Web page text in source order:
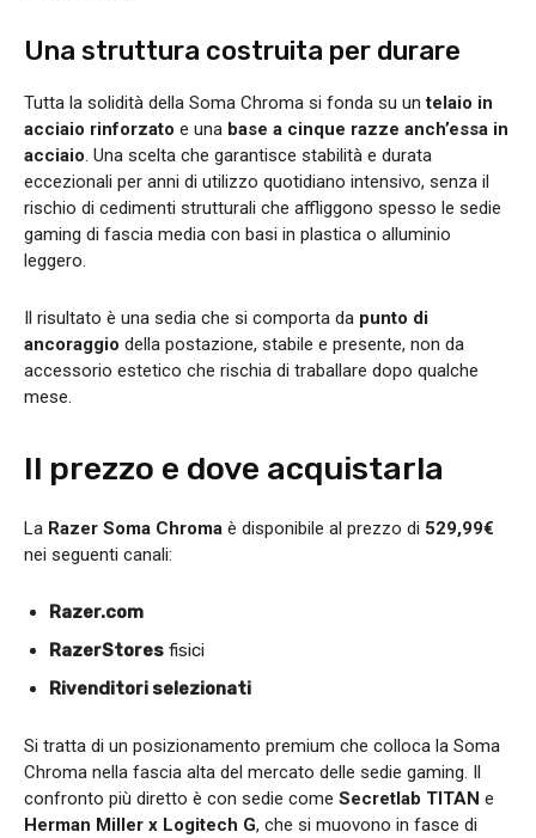
Una struttura costruita per durare
Tutta la solidità della Soma Chroma si fonda su untelaio in
acciaio rinforzato e una base a cinque razze anch’essa in
acciaio. Una scelta che garantisce stabilità e durata
eccezionali per anni di utilizzo quotidiano intensivo, senza il
rischio di cedimenti strutturali che affliggono spesso le sedie
gaming di fascia media con basi in plastica o alluminio
leggero.
Il risultato è una sedia che si comporta da punto di
ancoraggio della postazione, stabile e presente, non da
accessorio estetico che rischia di traballare dopo qualche
mese.
Il prezzo e dove acquistarla
La Razer Soma Chroma è disponibile al prezzo di 529,99€
nei seguenti canali:
Razer.com
RazerStores fisici
Rivenditori selezionati
Si tratta di un posizionamento premium che colloca la Soma
Chroma nella fascia alta del mercato delle sedie gaming. Il
confronto più diretto è con sedie come Secretlab TITAN e
Herman Miller x Logitech G, che si muovono in fasce di